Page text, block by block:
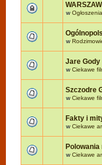
w
w
Jare Gody
wCiekawe
Szczodre
wCiekawe
Fakty i
wCiekawe
wCiekawe